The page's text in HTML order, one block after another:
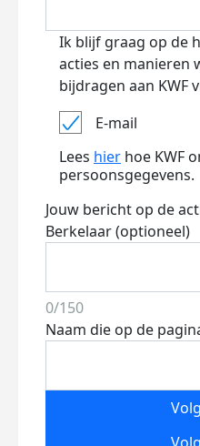
Ik blijf graag op de
acties en manieren
bijdragen aan KWF
E-mail
Lees hier hoe KWF
persoonsgegevens.
Jouw bericht op de
Berkelaar (optioneel)
0/150
Naam die op de